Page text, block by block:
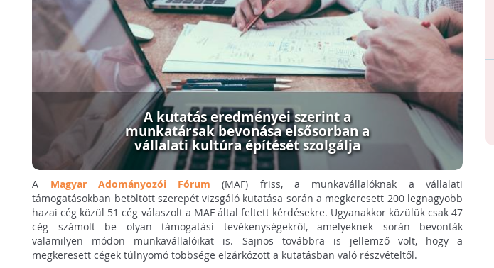
A kutatás eredményei szerint a
munkatársak bevonása elsősorban a
vállalati kultúra építését szolgálja
A Magyar Adományozói Fórum (MAF) friss, a munkavállalóknak a vállalati
támogatásokban betöltött szerepét vizsgáló kutatása során a megkeresett 200 legnagyobb
hazai cég közül 51 cég válaszolt a MAF által feltett kérdésekre. Ugyanakkor közülük csak 47
cég számolt be olyan támogatási tevékenységekről, amelyeknek során bevonták
valamilyen módon munkavállalóikat is. Sajnos továbbra is jellemző volt, hogy a
megkeresett cégek túlnyomó többsége elzárkózott a kutatásban való részvételtől.